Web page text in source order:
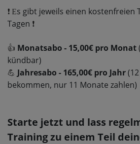
❗️ Es gibt jeweils einen kostenfreien
Tagen ❗️
👍 Monatsabo - 15,00€ pro Monat
kündbar)
💪 Jahresabo - 165,00€ pro Jahr
bekommen, nur 11 Monate zahlen)
Starte jetzt und lass
Training zu einem Teil